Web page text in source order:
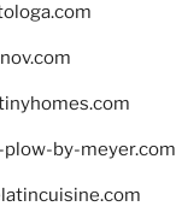
plow-by-meyer.com